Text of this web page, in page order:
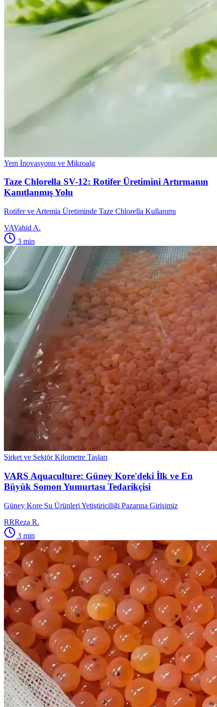
Yem İnovasyonu ve Mikroalg
Taze Chlorella SV-12: Rotifer Üretimini Artırmanın
Kanıtlanmış Yolu
Rotifer ve Artemia Üretiminde Taze Chlorella Kullanımı
VAVahid A.
3 min
Şirket ve Sektör Kilometre Taşları
VARS Aquaculture: Güney Kore'deki İlk ve En
Büyük Somon Yumurtası Tedarikçisi
Güney Kore Su Ürünleri Yetiştiriciliği Pazarına Girişimiz
RRReza R.
3 min